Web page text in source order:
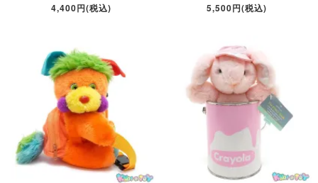
4,400円(税込) 5,500円(税込)